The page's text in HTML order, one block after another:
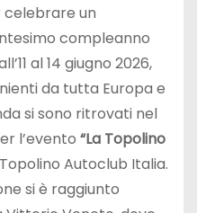
un
compleanno
al 14 giugno 2026,
da tutta Europa e
si sono ritrovati nel
l’evento “La Topolino
Autoclub Italia.
si è raggiunto